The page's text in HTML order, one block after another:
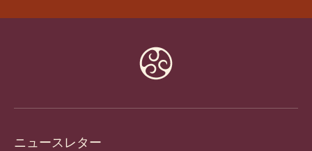
ニュースレター